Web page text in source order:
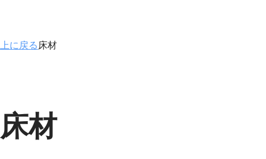
上に戻る 床材
床材